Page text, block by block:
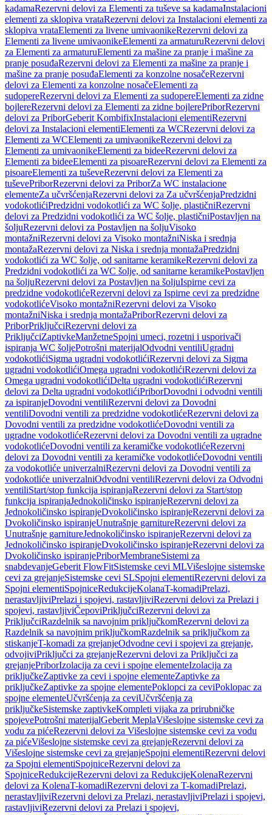
kadamaRezervni delovi za Elementi za tuševe sa kadamaInstalacioni
elementi za sklopiva vrataRezervni delovi za Instalacioni elementi za
sklopiva vrataElementi za livene umivaonikeRezervni delovi za
Elementi za livene umivaonikeElementi za armaturuRezervni delovi
za Elementi za armaturuElementi za mašine za pranje i mašine za
pranje posuđaRezervni delovi za Elementi za mašine za pranje i
mašine za pranje posuđaElementi za konzolne nosačeRezervni
delovi za Elementi za konzolne nosačeElementi za
sudopereRezervni delovi za Elementi za sudopereElementi za zidne
bojlereRezervni delovi za Elementi za zidne bojlerePriborRezervni
delovi za PriborGeberit KombifixInstalacioni elementiRezervni
delovi za Instalacioni elementiElementi za WCRezervni delovi za
Elementi za WCElementi za umivaonikeRezervni delovi za
Elementi za umivaonikeElementi za bideeRezervni delovi za
Elementi za bideeElementi za pisoareRezervni delovi za Elementi za
pisoareElementi za tuševeRezervni delovi za Elementi za
tuševePriborRezervni delovi za PriborZa WC instalacione
elementeZa učvršćenjaRezervni delovi za Za učvršćenjaPredzidni
vodokotlićiPredzidni vodokotlići za WC šolje, plastičniRezervni
delovi za Predzidni vodokotlići za WC šolje, plastičniPostavljen na
šoljuRezervni delovi za Postavljen na šoljuVisoko
montažniRezervni delovi za Visoko montažniNiska i srednja
montažaRezervni delovi za Niska i srednja montažaPredzidni
vodokotlići za WC šolje, od sanitarne keramikeRezervni delovi za
Predzidni vodokotlići za WC šolje, od sanitarne keramikePostavljen
na šoljuRezervni delovi za Postavljen na šoljuIspirne cevi za
predzidne vodokotlićeRezervni delovi za Ispirne cevi za predzidne
vodokotlićeVisoko montažniRezervni delovi za Visoko
montažniNiska i srednja montažaPriborRezervni delovi za
PriborPriključciRezervni delovi za
PriključciZaptivkeManžetneSpojni umeci, rozetni i usporivači
ispiranja WC šoljePotrošni materijalOdvodni ventiliUgradni
vodokotlićiSigma ugradni vodokotlićiRezervni delovi za Sigma
ugradni vodokotlićiOmega ugradni vodokotlićiRezervni delovi za
Omega ugradni vodokotlićiDelta ugradni vodokotlićiRezervni
delovi za Delta ugradni vodokotlićiPriborDovodni i odvodni ventili
za ispiranjeDovodni ventiliRezervni delovi za Dovodni
ventiliDovodni ventili za predzidne vodokotlićeRezervni delovi za
Dovodni ventili za predzidne vodokotlićeDovodni ventili za
ugradne vodokotlićeRezervni delovi za Dovodni ventili za ugradne
vodokotlićeDovodni ventili za keramičke vodokotlićeRezervni
delovi za Dovodni ventili za keramičke vodokotlićeDovodni ventili
za vodokotliće univerzalniRezervni delovi za Dovodni ventili za
vodokotliće univerzalniOdvodni ventiliRezervni delovi za Odvodni
ventiliStart/stop funkcija ispiranjaRezervni delovi za Start/stop
funkcija ispiranjaJednokoličinsko ispiranjeRezervni delovi za
Jednokoličinsko ispiranjeDvokoličinsko ispiranjeRezervni delovi za
Dvokoličinsko ispiranjeUnutrašnje garnitureRezervni delovi za
Unutrašnje garnitureJednokoličinsko ispiranjeRezervni delovi za
Jednokoličinsko ispiranjeDvokoličinsko ispiranjeRezervni delovi za
Dvokoličinsko ispiranjePriborMembraneSistemi za
snabdevanjeGeberit FlowFitSistemske cevi MLVišeslojne sistemske
cevi za grejanjeSistemske cevi SLSpojni elementiRezervni delovi za
Spojni elementiSpojniceRedukcijeKolanaT-komadiPrelazi,
nerastavljiviPrelazi i spojevi, rastavljiviRezervni delovi za Prelazi i
spojevi, rastavljiviČepoviPriključciRezervni delovi za
PriključciRazdelnik sa navojnim priključkomRezervni delovi za
Razdelnik sa navojnim priključkomRazdelnik sa priključkom za
stiskanjeT-komadi za grejanjeOdvodne cevi i spojevi za grejanje,
odvojiviPriključci za grejanjeRezervni delovi za Priključci za
grejanjePriborIzolacija za cevi i spojne elementeIzolacija za
priključkeZaptivke za cevi i spojne elementeZaptivke za
priključkeZaptivke za spojne elementePoklopci za ceviPoklopac za
spojne elementeUčvršćenja za ceviUčvršćenja za
priključkeSistemske zaptivkeKompleti vijaka za prirubničke
spojevePotrošni materijalGeberit MeplaVišeslojne sistemske cevi za
vodu za pićeRezervni delovi za Višeslojne sistemske cevi za vodu
za pićeVišeslojne sistemske cevi za grejanjeRezervni delovi za
Višeslojne sistemske cevi za grejanjeSpojni elementiRezervni delovi
za Spojni elementiSpojniceRezervni delovi za
SpojniceRedukcijeRezervni delovi za RedukcijeKolenaRezervni
delovi za KolenaT-komadiRezervni delovi za T-komadiPrelazi,
nerastavljiviRezervni delovi za Prelazi, nerastavljiviPrelazi i spojevi,
rastavljiviRezervni delovi za Prelazi i spojevi,